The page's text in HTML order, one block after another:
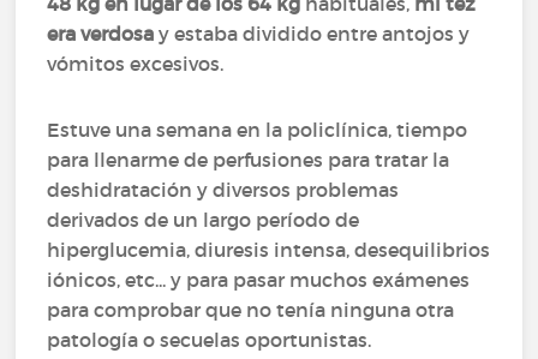
era verdosa y estaba dividido entre antojos y
vómitos excesivos.
Estuve una semana en la policlínica, tiempo
para llenarme de perfusiones para tratar la
deshidratación y diversos problemas
derivados de un largo período de
hiperglucemia, diuresis intensa, desequilibrios
iónicos, etc... y para pasar muchos exámenes
para comprobar que no tenía ninguna otra
patología o secuelas oportunistas.